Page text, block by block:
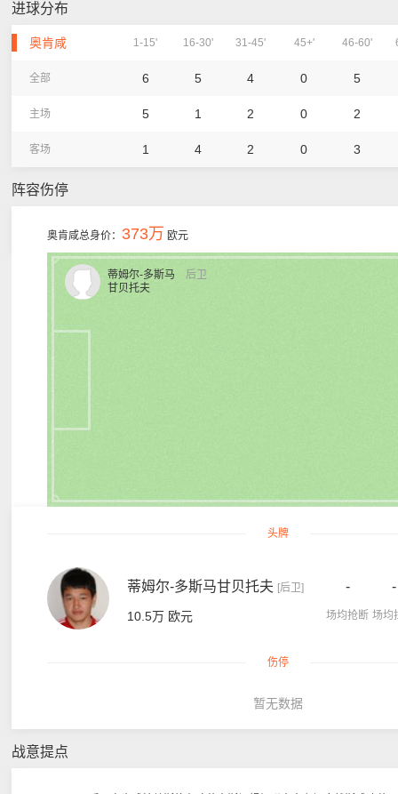
进球分布
奥肯咸 1-15' 16-30' 31-45' 45+' 46-60'
全部 6 5 4 0 5
主场 5 1 2 0 2
客场 1 4 2 0 3
阵容伤停
奥肯咸总身价： 373万 欧元
后卫
蒂姆尔-多斯马
甘贝托夫
头牌
蒂姆尔-多斯马甘贝托夫 [后卫]
10.5万 欧元
-
场均抢断
-
场均
伤停
暂无数据
战意提点